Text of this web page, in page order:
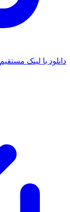
دانلود با لینک مستقیم